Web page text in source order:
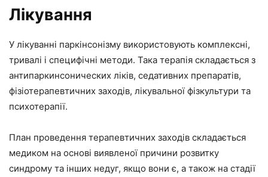
Лікування
У лікуванні паркінсонізму використовують комплексні,
тривалі і специфічні методи. Така терапія складається з
антипаркинсонических ліків, седативних препаратів,
фізіотерапевтичних заходів, лікувальної фізкультури та
психотерапії.
План проведення терапевтичних заходів складається
медиком на основі виявленої причини розвитку
синдрому та інших недуг, якщо вони є, а також на стадії